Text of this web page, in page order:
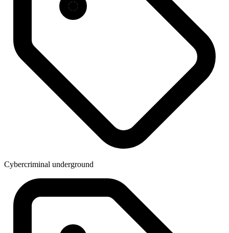
Cybercriminal underground